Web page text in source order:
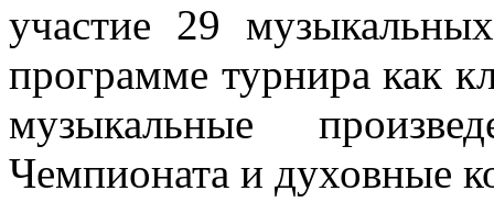
участие 29
программе турнира как
музыкальные
Чемпионата и духовные